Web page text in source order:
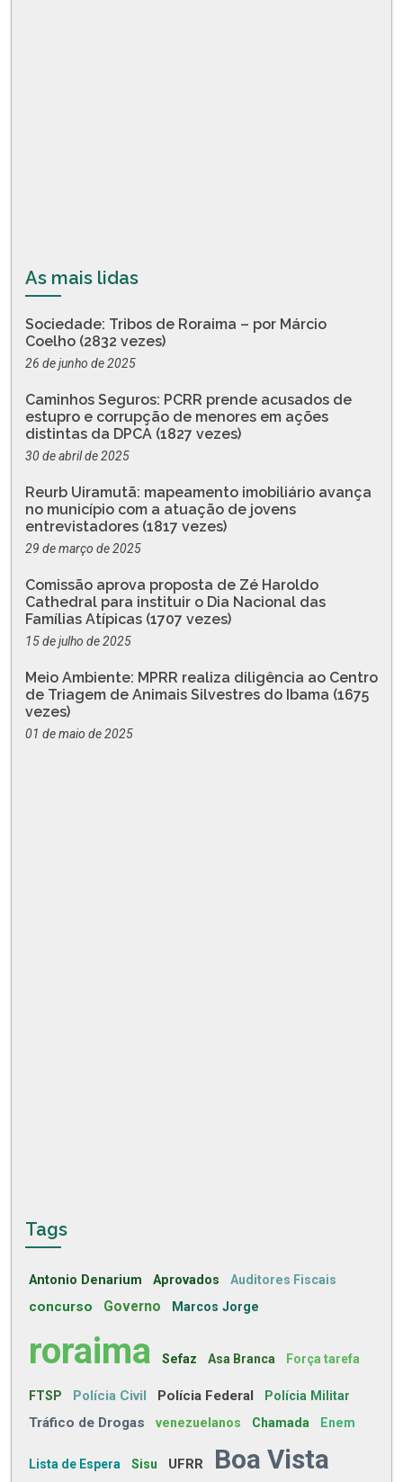
As mais lidas
Sociedade: Tribos de Roraima – por Márcio
Coelho (2832 vezes)
26 de junho de 2025
Caminhos Seguros: PCRR prende acusados de
estupro e corrupção de menores em ações
distintas da DPCA (1827 vezes)
30 de abril de 2025
Reurb Uiramutã: mapeamento imobiliário avança
no município com a atuação de jovens
entrevistadores (1817 vezes)
29 de março de 2025
Comissão aprova proposta de Zé Haroldo
Cathedral para instituir o Dia Nacional das
Famílias Atípicas (1707 vezes)
15 de julho de 2025
Meio Ambiente: MPRR realiza diligência ao Centro
de Triagem de Animais Silvestres do Ibama (1675
vezes)
01 de maio de 2025
Tags
Antonio Denarium Aprovados Auditores Fiscais
concurso Governo Marcos Jorge
roraima Sefaz Asa Branca Força tarefa
FTSP Polícia Civil Polícia Federal Polícia Militar
Tráfico de Drogas venezuelanos Chamada Enem
Lista de Espera Sisu UFRR Boa Vista